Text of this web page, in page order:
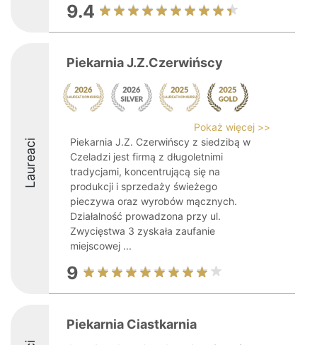
9.4
Laureaci
Piekarnia J.Z.Czerwińscy
Pokaż więcej >>
Piekarnia J.Z. Czerwińscy z siedzibą w
Czeladzi jest firmą z długoletnimi
tradycjami, koncentrującą się na
produkcji i sprzedaży świeżego
pieczywa oraz wyrobów mącznych.
Działalność prowadzona przy ul.
Zwycięstwa 3 zyskała zaufanie
miejscowej ...
9
Piekarnia Ciastkarnia